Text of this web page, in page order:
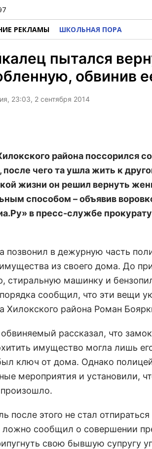
РЕКЛАМЫ ШКОЛЬНАЯ ПОРА
пытался
обвинив
23:03, 2 сентября 2014
района поссорился
после чего та ушла жить к
жизни он решил вернуть
способом – объявив
в пресс-службе
позвонил в дежурную часть
из своего дома. До
стиральную машинку и
сообщил, что эти вещи
Хилокского района Роман
рассказал, что
имущество могла лишь
ключ от дома. Однако
мероприятия и установили,
после этого не стал
ложно сообщил о совершении
свою бывшую супругу